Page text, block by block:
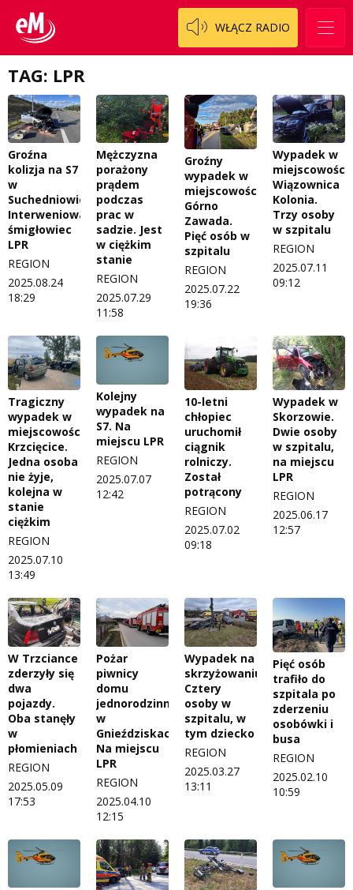
WŁĄCZ RADIO
TAG: LPR
Groźna
kolizja na S7
w
Suchedniowie.
Interweniował
śmigłowiec
LPR
REGION
2025.08.24
18:29
Mężczyzna
porażony
prądem
podczas
prac w
sadzie. Jest
w ciężkim
stanie
REGION
2025.07.29
11:58
Groźny
wypadek w
miejscowości
Górno
Zawada.
Pięć osób w
szpitalu
REGION
2025.07.22
19:36
Wypadek w
miejscowości
Wiązownica
Kolonia.
Trzy osoby
w szpitalu
REGION
2025.07.11
09:12
Tragiczny
wypadek w
miejscowości
Krzcięcice.
Jedna osoba
nie żyje,
kolejna w
stanie
ciężkim
REGION
2025.07.10
13:49
Kolejny
wypadek na
S7. Na
miejscu LPR
REGION
2025.07.07
12:42
10-letni
chłopiec
uruchomił
ciągnik
rolniczy.
Został
potrącony
REGION
2025.07.02
09:18
Wypadek w
Skorzowie.
Dwie osoby
w szpitalu,
na miejscu
LPR
REGION
2025.06.17
12:57
W Trzciance
zderzyły się
dwa
pojazdy.
Oba stanęły
w
płomieniach
REGION
2025.05.09
17:53
Pożar
piwnicy
domu
jednorodzinnego
w
Gnieździskach.
Na miejscu
LPR
REGION
2025.04.10
12:15
Wypadek na
skrzyżowaniu.
Cztery
osoby w
szpitalu, w
tym dziecko
REGION
2025.03.27
13:11
Pięć osób
trafiło do
szpitala po
zderzeniu
osobówki i
busa
REGION
2025.02.10
10:59